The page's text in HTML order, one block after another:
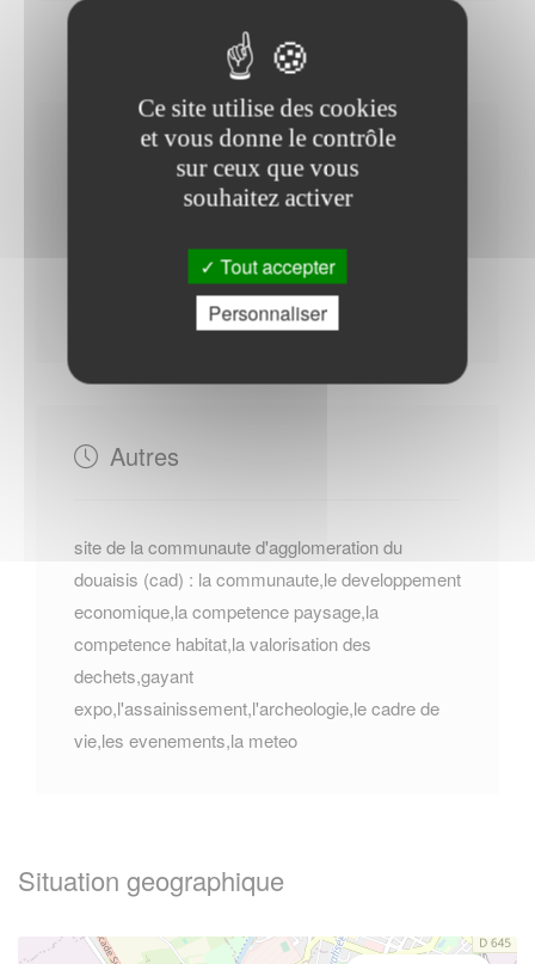
Horaires Mairie
Du Lundi au Vendredi : - 08h30 à 12h00 - 13h30 à
Autres
site de la communaute d'agglomeration du
douaisis (cad) : la communaute,le developpement
economique,la competence paysage,la
competence habitat,la valorisation des
dechets,gayant
expo,l'assainissement,l'archeologie,le cadre de
vie,les evenements,la meteo
Situation geographique
Ce site utilise des cookies
et vous donne le contrôle
sur ceux que vous
souhaitez activer
Tout accepter
Personnaliser